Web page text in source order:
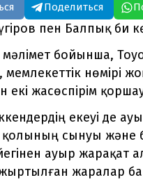
Поделиться
пен Балпық би
бойынша,
мемлекеттік нөмірі
екі жасөспірім
екеуі де
сынуы және
ауыр жарақат
жаралар